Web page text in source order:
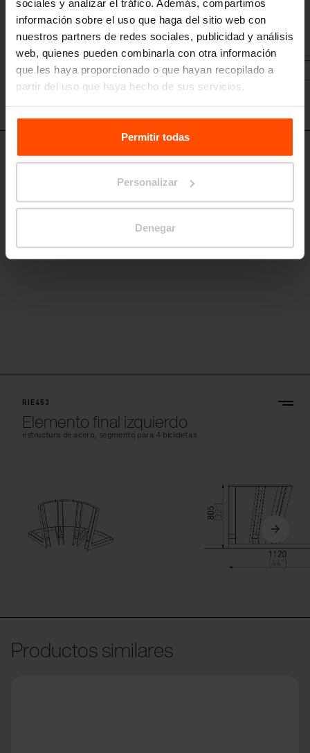
sociales y analizar el tráfico. Además, compartimos
información sobre el uso que haga del sitio web con
nuestros partners de redes sociales, publicidad y análisis
web, quienes pueden combinarla con otra información
que les haya proporcionado o que hayan recopilado a
partir del uso que haya hecho de sus servicios.
Para más información, visitePrinciples Relating to the
Processing Personal Data.Permitir todas
Personalizar
Denegar
RIE352
Elemento central
RIE453
Elemento final izquierdo
estructura de acero, segmento para 4 bicicletas
Productos similares